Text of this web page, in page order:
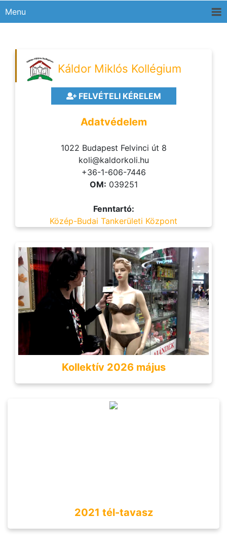
Menu
Káldor Miklós Kollégium
FELVÉTELI KÉRELEM
Adatvédelem
1022 Budapest Felvinci út 8
koli@kaldorkoli.hu
+36-1-606-7446
OM: 039251
Fenntartó:
Közép-Budai Tankerületi Központ
Kollektív 2026 május
2021 tél-tavasz